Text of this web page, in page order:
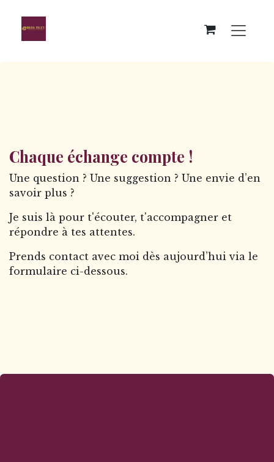
Chaque échange compte !
Une question ? Une suggestion ? Une envie d’en
savoir plus ?
Je suis là pour t'écouter, t'accompagner et
répondre à tes attentes.
Prends contact avec moi dès aujourd’hui via le
formulaire ci-dessous.